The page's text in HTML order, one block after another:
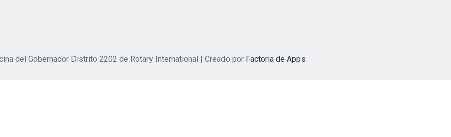
del Gobernador Distrito 2202 de Rotary International | Creado por Factoria de Apps